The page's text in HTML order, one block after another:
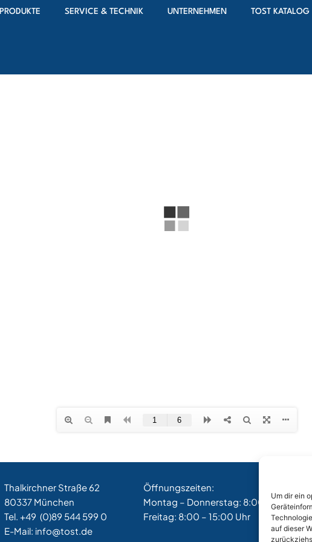
Um dir ein
auf dieser
PRODUKTE SERVICE & TECHNIK UNTERNEHMEN TOST KATALOG
Thalkirchner Straße 62
80337 München
Tel. +49 (0)89 544 599 0
E-Mail: info@tost.de
Öffnungszeiten:
Montag – Donnerstag: 8:00 – 17:00
Freitag: 8:00 – 15:00 Uhr